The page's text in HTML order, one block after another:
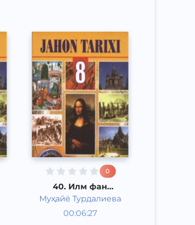
0
40. Илм фан
тараққиёти
Муҳайё Турдалиева
00:06:27
Жаҳон тарихи 8